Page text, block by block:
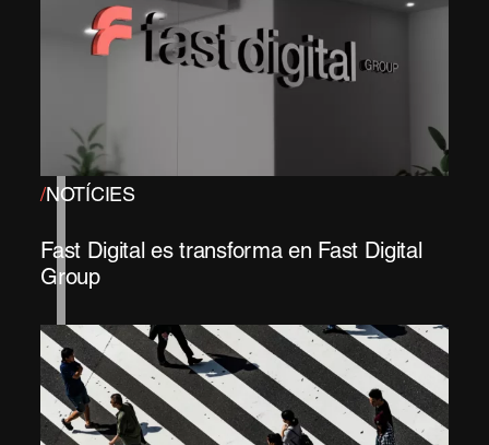
/NOTÍCIES
Fast Digital es transforma en Fast Digital
Group